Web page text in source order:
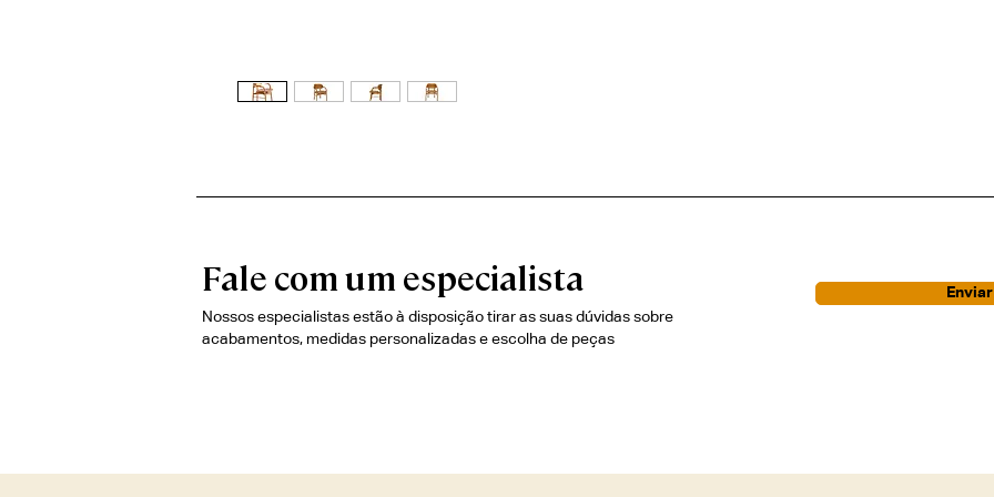
Fale com um especialista
Nossos especialistas estão à disposição tirar as suas dúvidas sobre
acabamentos, medidas personalizadas e escolha de peças